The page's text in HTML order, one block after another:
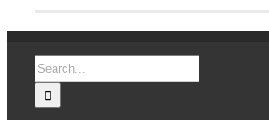
Search
for: